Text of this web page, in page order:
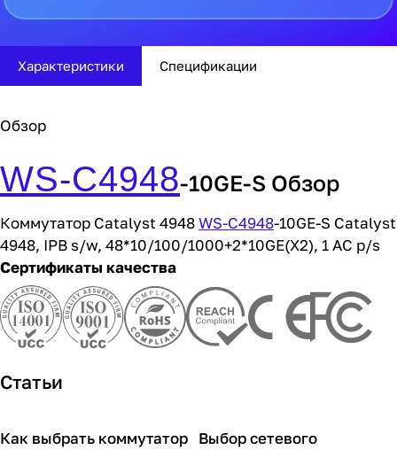
Характеристики Спецификации
Обзор
WS-C4948-10GE-S Обзор
Коммутатор Catalyst 4948WS-C4948-10GE-S Catalyst
4948, IPB s/w, 48*10/100/1000+2*10GE(X2), 1 AC p/s
Сертификаты качества
Статьи
Советы покупателям
Как выбрать коммутатор
Советы покупателям
Выбор сетевого